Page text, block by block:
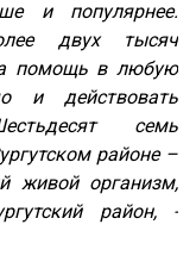
и популярнее.
двух тысяч
помощь в любую
и действовать
семь
районе –
живой организм,
район, -